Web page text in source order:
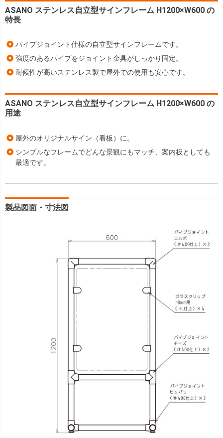
ASANO ステンレス自立型サインフレーム H1200×W600 の
特長
パイプジョイント仕様の自立型サインフレームです。
強度のあるパイプをジョイント金具がしっかり固定。
耐候性が高いステンレス製で屋外での使用も安心です。
ASANO ステンレス自立型サインフレーム H1200×W600 の
用途
屋外のオリジナルサイン（看板）に。
シンプルなフレームでどんな景観にもマッチ、案内板としても
最適です。
製品図面・寸法図